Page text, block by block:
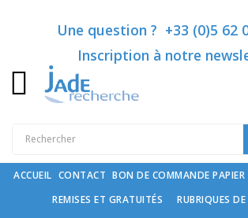
Ajouter à ma liste
add_circle_outline Créer une nouvelle liste
Créer une liste d'envies
Nom de la liste d'envies
Annuler Créer une
Connexion
Vous devez être connecté pour ajouter
votre liste d'envies.
Une question ? +33 (0)5 62
Inscription à notre
Rubriques
de
spécifiques
Cosmétiques
ACCUEIL CONTACT BON DE COMMANDE PAPIER
REMISES ET GRATUITÉS
RUBRIQUES